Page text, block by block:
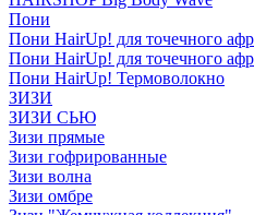
Пони
Пони HairUp! для точечного
Пони HairUp! для точечного
Пони HairUp! Термоволокно
ЗИЗИ
ЗИЗИ СЬЮ
Зизи прямые
Зизи гофрированные
Зизи волна
Зизи омбре